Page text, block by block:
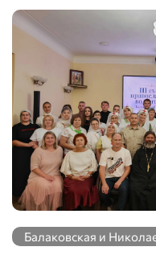
Балаковская и